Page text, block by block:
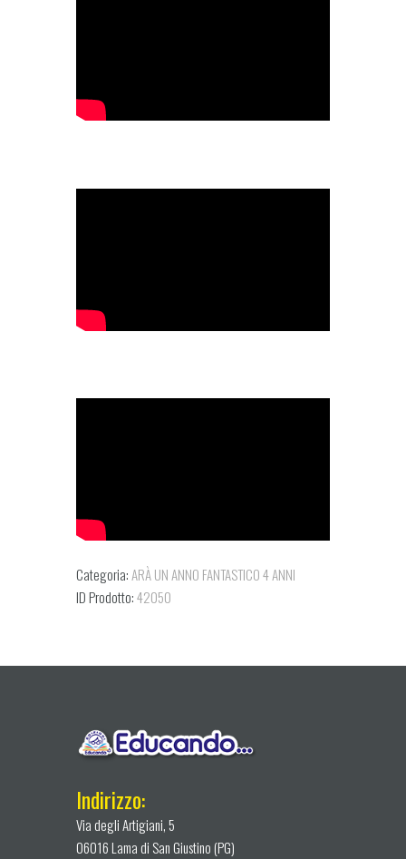
Categoria:ARÀ UN ANNO FANTASTICO 4 ANNI
ID Prodotto:42050
Indirizzo:
Via degli Artigiani, 5
06016 Lama di San Giustino (PG)